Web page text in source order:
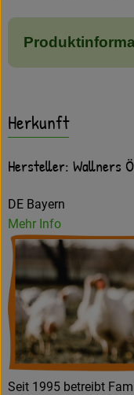
Herkunft
Hersteller: Wallners
DE Bayern
Mehr Info
Seit 1995 betreibt